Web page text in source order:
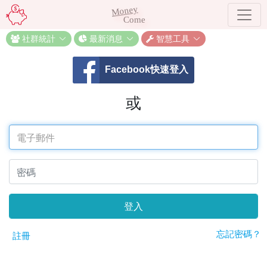
Money
Come
社群統計 最新消息 智慧工具
Facebook快速登入
或
登入
註冊 忘記密碼？